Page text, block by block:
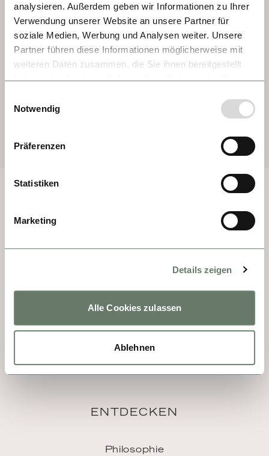
analysieren. Außerdem geben wir Informationen zu Ihrer
Verwendung unserer Website an unsere Partner für
soziale Medien, Werbung und Analysen weiter. Unsere
Partner führen diese Informationen möglicherweise mit
weiteren Daten zusammen, die Sie ihnen bereitgestellt
haben oder die sie im Rahmen Ihrer Nutzung der Dienste
Notwendig
Präferenzen
Statistiken
Marketing
Details zeigen
Alle Cookies zulassen
Ablehnen
Riverside Collection
D-20355 Hamburg
ENTDECKEN
Philosophie